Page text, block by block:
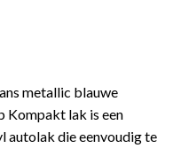
metallic blauwe
Kompakt lak is een
autolak die eenvoudig te